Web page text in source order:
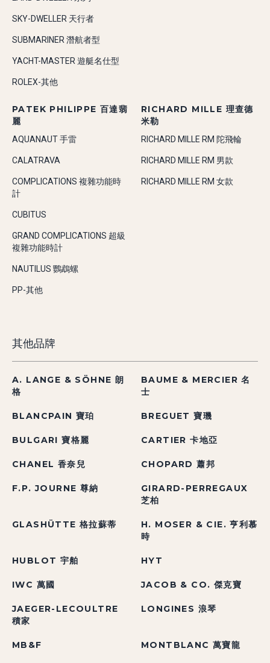
SKY-DWELLER 天行者
SUBMARINER 潛航者型
YACHT-MASTER 遊艇名仕型
ROLEX-其他
PATEK PHILIPPE 百達翡
麗
AQUANAUT 手雷
CALATRAVA
COMPLICATIONS 複雜功能時
計
CUBITUS
GRAND COMPLICATIONS 超級
複雜功能時計
NAUTILUS 鸚鵡螺
PP-其他
RICHARD MILLE 理查德
米勒
RICHARD MILLE RM 陀飛輪
RICHARD MILLE RM 男款
RICHARD MILLE RM 女款
其他品牌
A. LANGE & SÖHNE 朗
格
BAUME & MERCIER 名
士
BLANCPAIN 寶珀 BREGUET 寶璣
BULGARI 寶格麗 CARTIER 卡地亞
CHANEL 香奈兒 CHOPARD 蕭邦
F.P. JOURNE 尊納
GIRARD-PERREGAUX
芝柏
GLASHÜTTE 格拉蘇蒂
H. MOSER & CIE. 亨利慕
時
HUBLOT 宇舶 HYT
IWC 萬國 JACOB & CO. 傑克寶
JAEGER-LECOULTRE
積家
LONGINES 浪琴
MB&F MONTBLANC 萬寶龍